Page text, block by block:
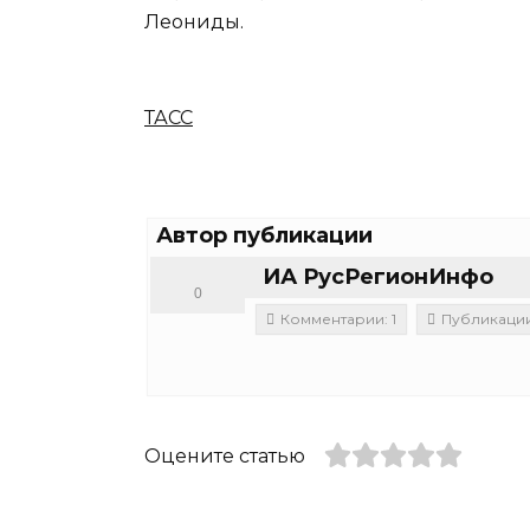
Леониды.
ТАСС
Автор публикации
ИА РусРегионИнфо
0
Комментарии: 1
Оцените статью